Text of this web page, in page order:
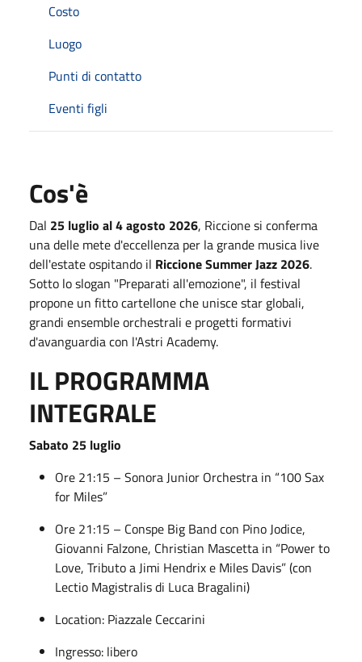
Costo
Luogo
Punti di contatto
Eventi figli
Cos'è
Dal 25 luglio al 4 agosto 2026, Riccione si conferma
una delle mete d'eccellenza per la grande musica live
dell'estate ospitando il Riccione Summer Jazz 2026.
Sotto lo slogan "Preparati all'emozione", il festival
propone un fitto cartellone che unisce star globali,
grandi ensemble orchestrali e progetti formativi
d'avanguardia con l'Astri Academy.
IL PROGRAMMA
INTEGRALE
Sabato 25 luglio
Ore 21:15 – Sonora Junior Orchestra in “100 Sax
for Miles”
Ore 21:15 – Conspe Big Band con Pino Jodice,
Giovanni Falzone, Christian Mascetta in “Power to
Love, Tributo a Jimi Hendrix e Miles Davis” (con
Lectio Magistralis di Luca Bragalini)
Location: Piazzale Ceccarini
Ingresso: libero